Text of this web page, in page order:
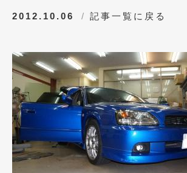
2024年7月(1)
2024年6月(1)
2024年4月(1)
2024年1月(1)
2023年12月(2)
2012.10.06 記事一覧に戻る